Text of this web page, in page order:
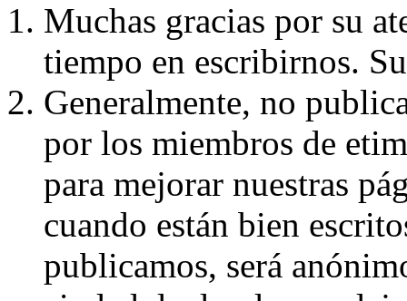
Muchas gracias por su
tiempo en escribirnos.
Generalmente, no
por los miembros de
para mejorar nuestras
cuando están bien
publicamos, será